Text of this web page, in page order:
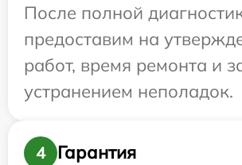
После полной
предоставим на
работ, время ремонта и
устранением неполадок.
4 Гарантия